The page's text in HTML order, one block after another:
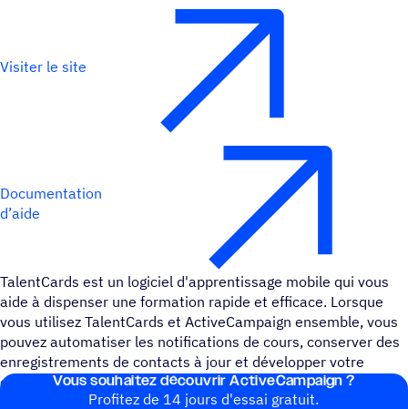
Visiter le site
Documentation
d’aide
TalentCards est un logiciel d'apprentissage mobile qui vous
aide à dispenser une formation rapide et efficace. Lorsque
vous utilisez TalentCards et ActiveCampaign ensemble, vous
pouvez automatiser les notifications de cours, conserver des
enregistrements de contacts à jour et développer votre
entreprise en déplacement.
Vous souhai­tez découvrir ActiveCampaign ?
Profitez de 14 jours d'essai gratuit.